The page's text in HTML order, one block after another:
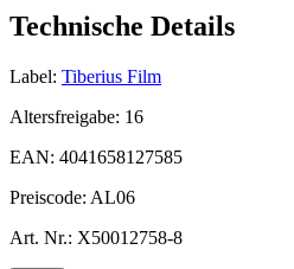
Technische Details
Label: Tiberius Film
Altersfreigabe: 16
EAN: 4041658127585
Preiscode: AL06
Art. Nr.: X50012758-8